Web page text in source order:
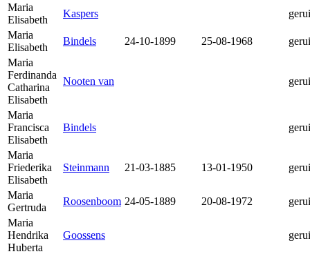
Maria
Elisabeth
Kaspers
Maria
Elisabeth
Bindels 24-10-1899 25-08-1968
Maria
Ferdinanda
Catharina
Elisabeth
Nooten van
Maria
Francisca
Elisabeth
Bindels
Maria
Friederika
Elisabeth
Steinmann 21-03-1885 13-01-1950
Maria
Gertruda
Roosenboom 24-05-1889 20-08-1972
Maria
Hendrika
Huberta
Goossens